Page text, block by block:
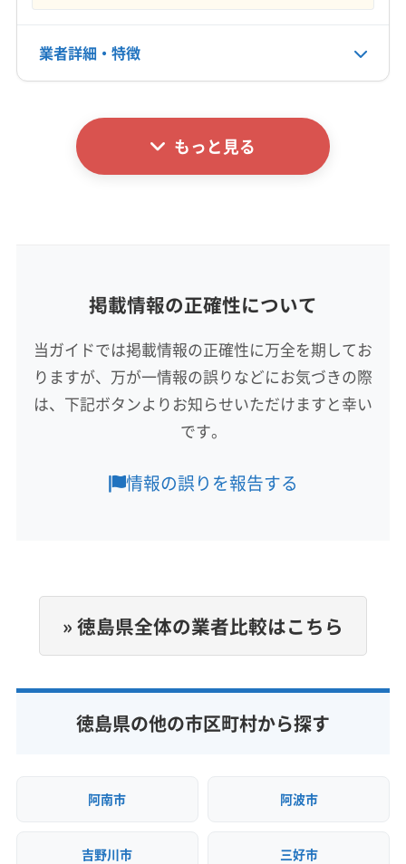
電話番号
公式サイトなし
業者詳細・特徴
基本情報
代表者名
鳴門市
板野郡松茂町 板野郡上板町
板野郡板野町
板野郡北島町
板野郡藍住町
名西郡石井町
名東郡佐那河内村
もっと見る
9:00〜18:00
非公開
もっと見る
掲載情報の正確性について
当ガイドでは掲載情報の正確性に万全を期してお
りますが、万が一情報の誤りなどにお気づきの際
は、下記ボタンよりお知らせいただけますと幸い
です。
情報の誤りを報告する
» 徳島県全体の業者比較はこちら
徳島県の他の市区町村から探す
阿南市 阿波市
吉野川市 三好市